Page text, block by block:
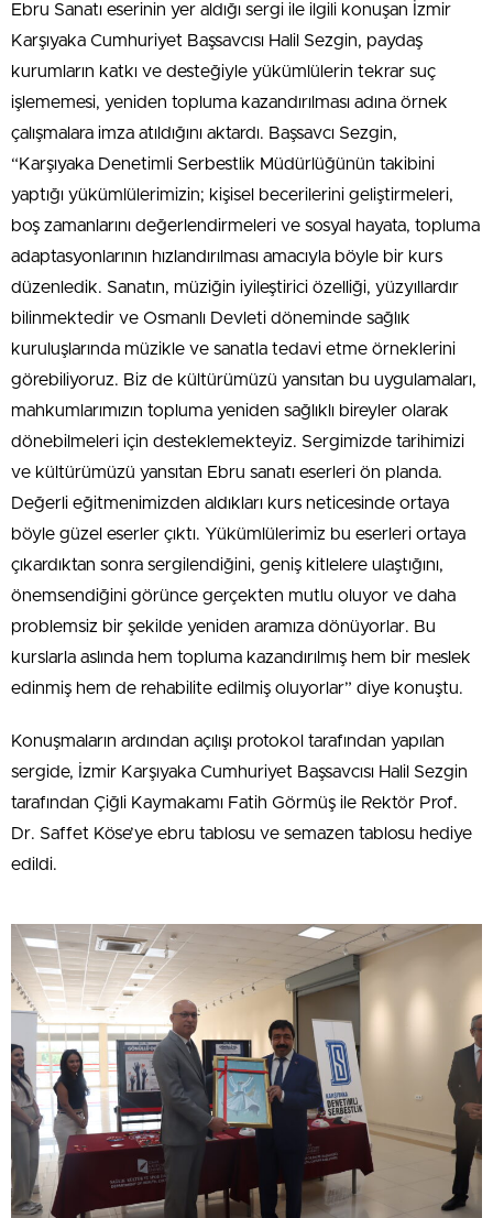
Ebru Sanatı eserinin yer aldığı sergi ile ilgili konuşan İzmir
Karşıyaka Cumhuriyet Başsavcısı Halil Sezgin, paydaş
kurumların katkı ve desteğiyle yükümlülerin tekrar suç
işlememesi, yeniden topluma kazandırılması adına örnek
çalışmalara imza atıldığını aktardı. Başsavcı Sezgin,
“Karşıyaka Denetimli Serbestlik Müdürlüğünün takibini
yaptığı yükümlülerimizin; kişisel becerilerini geliştirmeleri,
boş zamanlarını değerlendirmeleri ve sosyal hayata, topluma
adaptasyonlarının hızlandırılması amacıyla böyle bir kurs
düzenledik. Sanatın, müziğin iyileştirici özelliği, yüzyıllardır
bilinmektedir ve Osmanlı Devleti döneminde sağlık
kuruluşlarında müzikle ve sanatla tedavi etme örneklerini
görebiliyoruz. Biz de kültürümüzü yansıtan bu uygulamaları,
mahkumlarımızın topluma yeniden sağlıklı bireyler olarak
dönebilmeleri için desteklemekteyiz. Sergimizde tarihimizi
ve kültürümüzü yansıtan Ebru sanatı eserleri ön planda.
Değerli eğitmenimizden aldıkları kurs neticesinde ortaya
böyle güzel eserler çıktı. Yükümlülerimiz bu eserleri ortaya
çıkardıktan sonra sergilendiğini, geniş kitlelere ulaştığını,
önemsendiğini görünce gerçekten mutlu oluyor ve daha
problemsiz bir şekilde yeniden aramıza dönüyorlar. Bu
kurslarla aslında hem topluma kazandırılmış hem bir meslek
edinmiş hem de rehabilite edilmiş oluyorlar” diye konuştu.
Konuşmaların ardından açılışı protokol tarafından yapılan
sergide, İzmir Karşıyaka Cumhuriyet Başsavcısı Halil Sezgin
tarafından Çiğli Kaymakamı Fatih Görmüş ile Rektör Prof.
Dr. Saffet Köse’ye ebru tablosu ve semazen tablosu hediye
edildi.